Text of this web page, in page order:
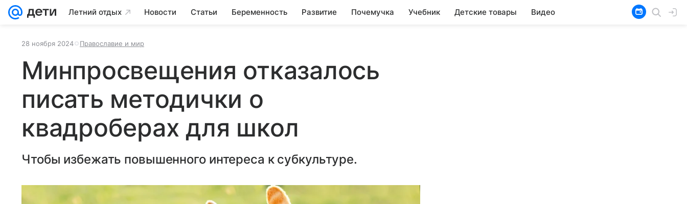
Летний отдых Новости Статьи Беременность Развитие Почемучка Учебник Детские товары Видео
28 ноября 2024 Православие и мир
Минпросвещения отказалось
писать методички о
квадроберах для школ
Чтобы избежать повышенного интереса к субкультуре.